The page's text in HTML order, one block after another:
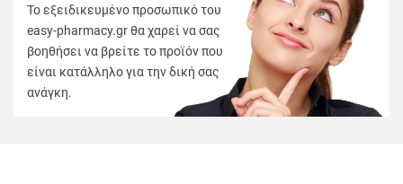
Το εξειδικευμένο προσωπικό του
easy-pharmacy.gr θα χαρεί να σας
βοηθήσει να βρείτε το προϊόν που
είναι κατάλληλο για την δική σας
ανάγκη.